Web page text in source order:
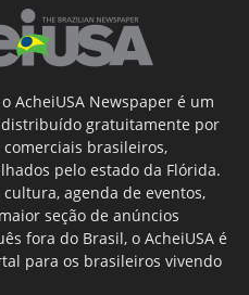
AcheiUSA Newspaper é um
gratuitamente por
brasileiros,
pelo estado da Flórida.
agenda de eventos,
seção de anúncios
fora do Brasil, o AcheiUSA é
para os brasileiros vivendo